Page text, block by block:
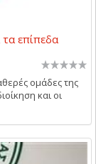
επίπεδα
ομάδες της
και οι